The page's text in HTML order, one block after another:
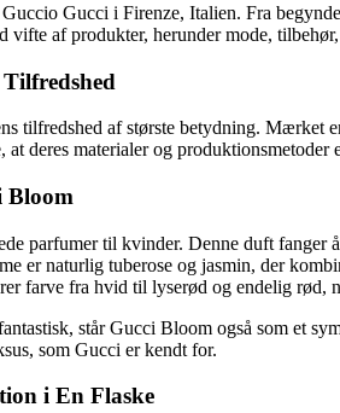
Gucci i Firenze, Italien. Fra
vifte af produkter, herunder mode,
tilfredshed af største betydning. Mærket
at deres materialer og
Bloom
parfumer til kvinder. Denne duft
er naturlig tuberose og jasmin, der
farve fra hvid til lyserød og endelig
står Gucci Bloom også som et
som Gucci er kendt for.
i En Flaske